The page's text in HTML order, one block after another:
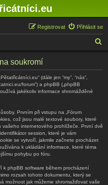
Přihlásit se
Registrovat
soukromí
(dále jen “my”, “nás”,
forum”) a phpBB („phpBB
jakékoliv informace shromážděné
Prvním při vstupu na „Fórum
což jsou malé textové soubory, které
internetového prohlížeče. První dvě
session, které je vám
se vytvoří, jakmile začnete procházet
k ukládání informace, které téma
pohybu po fóru.
k phpBB software během procházení
rozsah tohoto dokumentu, který se
možnost jak můžeme shromažďovat vaše